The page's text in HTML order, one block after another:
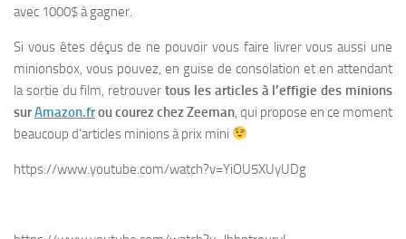
avec 1000$ à gagner.
Si vous êtes déçus de ne pouvoir vous faire livrer vous aussi une
minionsbox, vous pouvez, en guise de consolation et en attendant
la sortie du film, retrouvertous les articles à l’effigie des minions
surAmazon.frou courez chez Zeeman, qui propose en ce moment
beaucoup d’articles minions à prix mini
https://www.youtube.com/watch?v=YiOU5XUyUDg